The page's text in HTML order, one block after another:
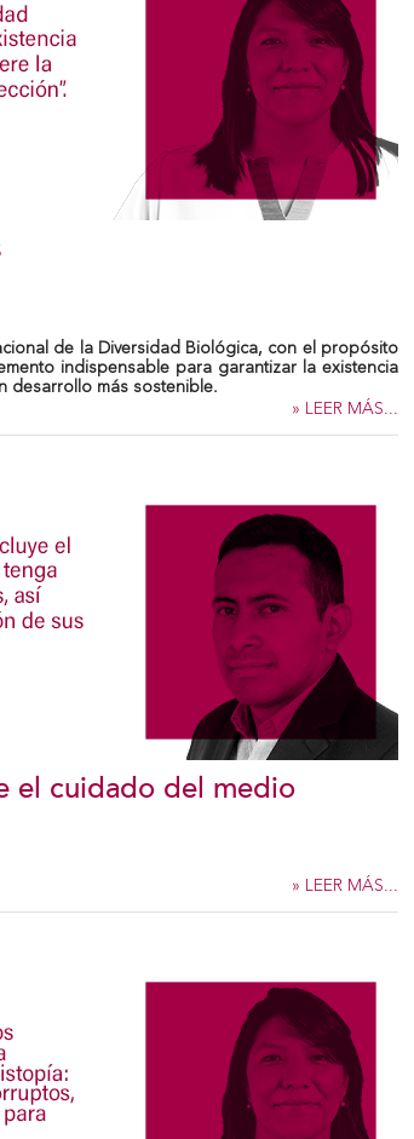
de la Diversidad Biológica, con el propósito
indispensable para garantizar la existencia
desarrollo más sostenible.
» LEER MÁS...
el cuidado del medio
» LEER MÁS...